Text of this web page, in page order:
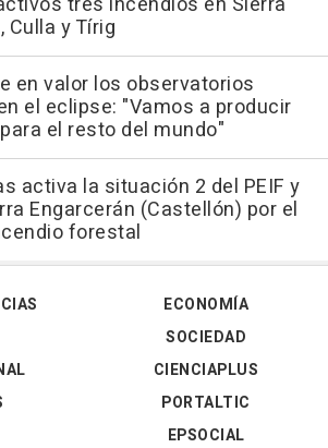
Culla y Tírig
en valor los observatorios
el eclipse: "Vamos a producir
el resto del mundo"
activa la situación 2 del PEIF y
Engarcerán (Castellón) por el
forestal
ECONOMÍA
SOCIEDAD
CIENCIAPLUS
PORTALTIC
EPSOCIAL